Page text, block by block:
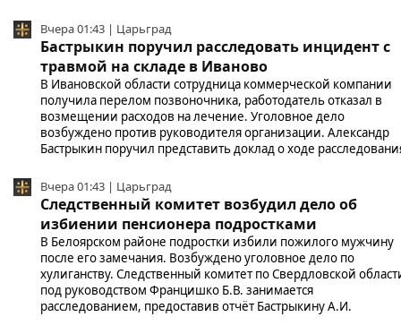
Вчера 01:43 | Царьград
Бастрыкин поручил расследовать инцидент с
травмой на складе в Иваново
В Ивановской области сотрудница коммерческой компании
получила перелом позвоночника, работодатель отказал в
возмещении расходов на лечение. Уголовное дело
возбуждено против руководителя организации. Александр
Бастрыкин поручил представить доклад о ходе
Вчера 01:43 | Царьград
Следственный комитет возбудил дело об
избиении пенсионера подростками
В Белоярском районе подростки избили пожилого мужчину
после его замечания. Возбуждено уголовное дело по
хулиганству. Следственный комитет по Свердловской
под руководством Францишко Б.В. занимается
расследованием, предоставив отчёт Бастрыкину А.И.